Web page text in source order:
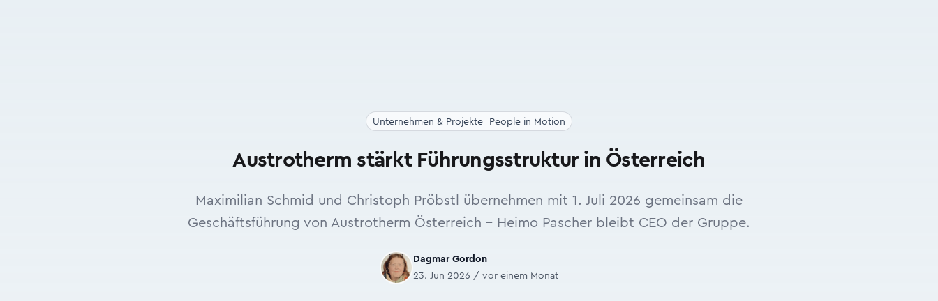
Unternehmen & Projekte People in Motion
Austrotherm stärkt Führungsstruktur in Österreich
Maximilian Schmid und Christoph Pröbstl übernehmen mit 1. Juli 2026 gemeinsam die
Geschäftsführung von Austrotherm Österreich – Heimo Pascher bleibt CEO der Gruppe.
Dagmar Gordon
23. Jun 2026 / vor einem Monat